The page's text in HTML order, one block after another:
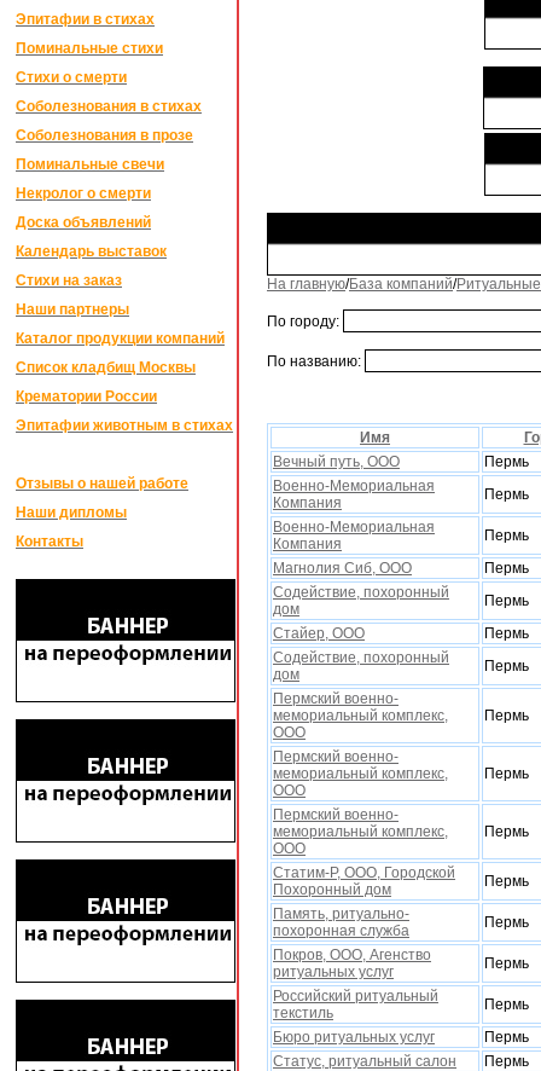
Эпитафии в стихах
Поминальные стихи
Стихи о смерти
Соболезнования в стихах
Соболезнования в прозе
Поминальные свечи
Некролог о смерти
Доска объявлений
Календарь выставок
Стихи на заказ
Наши партнеры
Каталог продукции компаний
Список кладбищ Москвы
Крематории России
Эпитафии животным в стихах
Отзывы о нашей работе
Наши дипломы
Контакты
На главную/База компаний/
По городу:
По названию:
Имя
Вечный путь, ООО
Пермь
Военно-Мемориальная
Компания
Пермь
Военно-Мемориальная
Компания
Пермь
Магнолия Сиб, ООО
Пермь
Содействие, похоронный
дом
Пермь
Стайер, ООО
Пермь
Содействие, похоронный
дом
Пермь
Пермский военно-
мемориальный комплекс,
ООО
Пермь
Пермский военно-
мемориальный комплекс,
ООО
Пермь
Пермский военно-
мемориальный комплекс,
ООО
Пермь
Статим-Р, ООО, Городской
Поxоронный дом
Пермь
Память, ритуально-
похоронная служба
Пермь
Покров, ООО, Агенство
ритуальныx услуг
Пермь
Российский ритуальный
текстиль
Пермь
Бюро ритуальныx услуг
Пермь
Статус, ритуальный салон
Пермь